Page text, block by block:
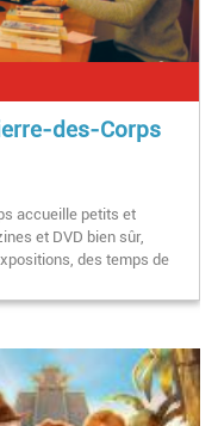
des-Corps
accueille petits et
et DVD bien sûr,
des temps de